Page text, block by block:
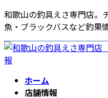
コ
ン
テ
ン
ツ
ナ
ビ
ゲ
ー
シ
和歌山の釣具えさ専門店。
魚・ブラックバスなど釣果
ホーム
店舗情報